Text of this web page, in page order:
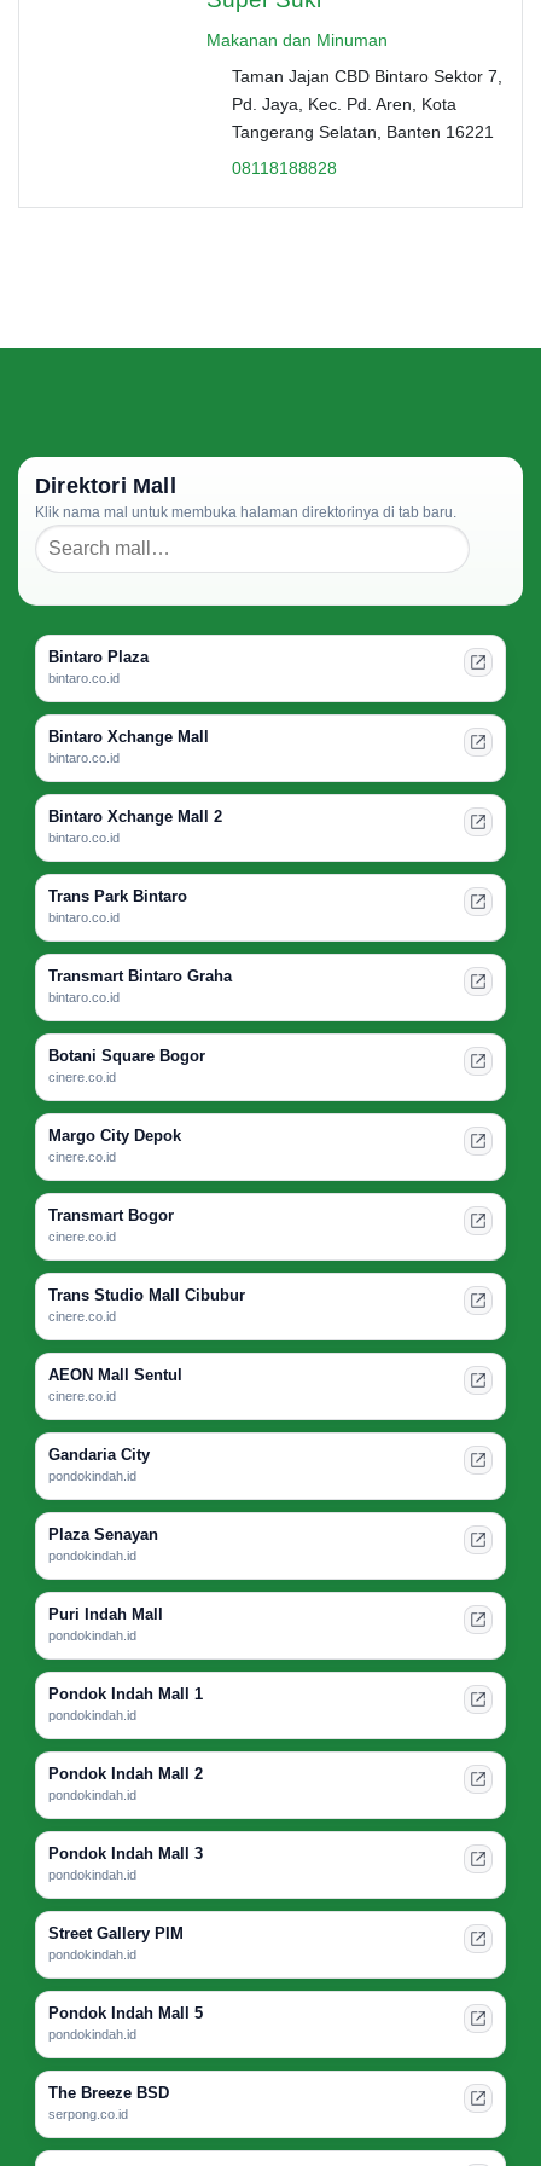
Makanan dan Minuman
Taman Jajan CBD Bintaro Sektor 7,
Pd. Jaya, Kec. Pd. Aren, Kota
Tangerang Selatan, Banten 16221
08118188828
Direktori Mall
Klik nama mal untuk membuka halaman direktorinya di tab baru.
Bintaro Plaza
bintaro.co.id
Bintaro Xchange Mall
bintaro.co.id
Bintaro Xchange Mall 2
bintaro.co.id
Trans Park Bintaro
bintaro.co.id
Transmart Bintaro Graha
bintaro.co.id
Botani Square Bogor
cinere.co.id
Margo City Depok
cinere.co.id
Transmart Bogor
cinere.co.id
Trans Studio Mall Cibubur
cinere.co.id
AEON Mall Sentul
cinere.co.id
Gandaria City
pondokindah.id
Plaza Senayan
pondokindah.id
Puri Indah Mall
pondokindah.id
Pondok Indah Mall 1
pondokindah.id
Pondok Indah Mall 2
pondokindah.id
Pondok Indah Mall 3
pondokindah.id
Street Gallery PIM
pondokindah.id
Pondok Indah Mall 5
pondokindah.id
The Breeze BSD
serpong.co.id